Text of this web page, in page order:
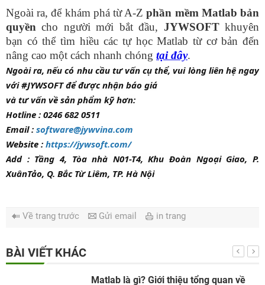
Ngoài ra, để khám phá từ A-Zphần mềm Matlab bản
quyềncho người mới bắt đầu, JYWSOFTkhuyên
bạn có thể tìm hiều các tự học Matlab từ cơ bản đến
nâng cao một cách nhanh chóng tại đây.
Ngoài ra, nếu có nhu cầu tư vấn cụ thể, vui lòng liên hệ ngay
với #JYWSOFT để được nhận báo giá
và tư vấn về sản phẩm kỹ hơn:
Hotline : 0246 682 0511
Email : software@jywvina.com
Website : https://jywsoft.com/
Add : Tầng 4, Tòa nhà N01-T4, Khu Đoàn Ngoại Giao, P.
XuânTảo, Q. Bắc Từ Liêm, TP. Hà Nội
Về trang trước Gửi email in trang
BÀI VIẾT KHÁC
Matlab là gì? Giới thiệu tổng quan về